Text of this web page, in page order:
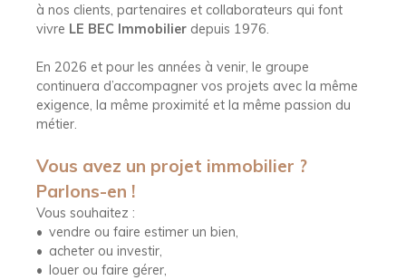
à nos clients, partenaires et collaborateurs qui font
vivre LE BEC Immobilier depuis 1976.
En 2026 et pour les années à venir, le groupe
continuera d’accompagner vos projets avec la même
exigence, la même proximité et la même passion du
métier.
Vous avez un projet immobilier ?
Parlons-en !
Vous souhaitez :
vendre ou faire estimer un bien,
acheter ou investir,
louer ou faire gérer,